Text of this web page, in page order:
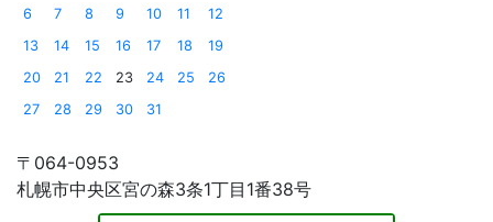
6
7 8 9 10 11
12
13
14 15 16 17 18
19
20
21 22 23 24 25
26
27
28 29 30 31
〒064-0953
札幌市中央区宮の森3条1丁目1番38号